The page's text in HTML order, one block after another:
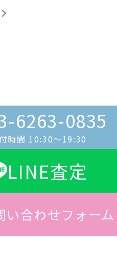
6263-0835
時間 10:30〜19:30
LINE査定
い合わせフォーム